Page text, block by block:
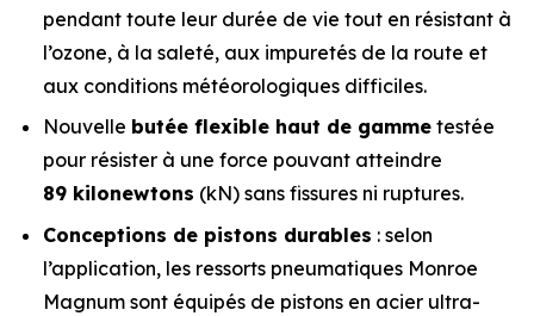
pendant toute leur durée de vie tout en résistant à
l’ozone, à la saleté, aux impuretés de la route et
aux conditions météorologiques difficiles.
Nouvelle butée flexible haut de gamme testée
pour résister à une force pouvant atteindre
89 kilonewtons (kN) sans fissures ni ruptures.
Conceptions de pistons durables : selon
l’application, les ressorts pneumatiques Monroe
Magnum sont équipés de pistons en acier ultra-